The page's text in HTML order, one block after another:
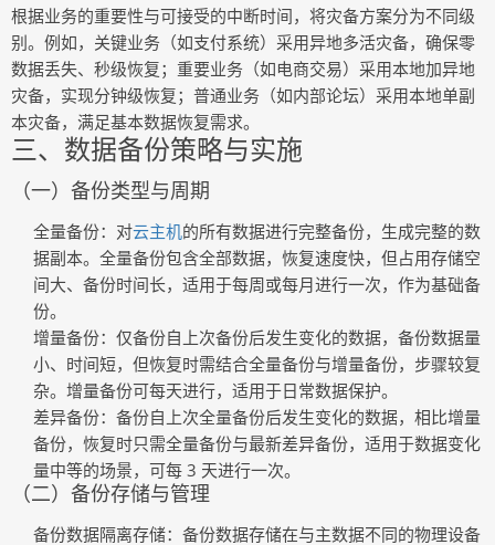
根据业务的重要性与可接受的中断时间，将灾备方案分为不同级
别。例如，关键业务（如支付系统）采用异地多活灾备，确保零
数据丢失、秒级恢复；重要业务（如电商交易）采用本地加异地
灾备，实现分钟级恢复；普通业务（如内部论坛）采用本地单副
本灾备，满足基本数据恢复需求。
三、数据备份策略与实施
（一）备份类型与周期
全量备份：对云主机的所有数据进行完整备份，生成完整的数
据副本。全量备份包含全部数据，恢复速度快，但占用存储空
间大、备份时间长，适用于每周或每月进行一次，作为基础备
份。
增量备份：仅备份自上次备份后发生变化的数据，备份数据量
小、时间短，但恢复时需结合全量备份与增量备份，步骤较复
杂。增量备份可每天进行，适用于日常数据保护。
差异备份：备份自上次全量备份后发生变化的数据，相比增量
备份，恢复时只需全量备份与最新差异备份，适用于数据变化
量中等的场景，可每 3 天进行一次。
（二）备份存储与管理
备份数据隔离存储：备份数据存储在与主数据不同的物理设备